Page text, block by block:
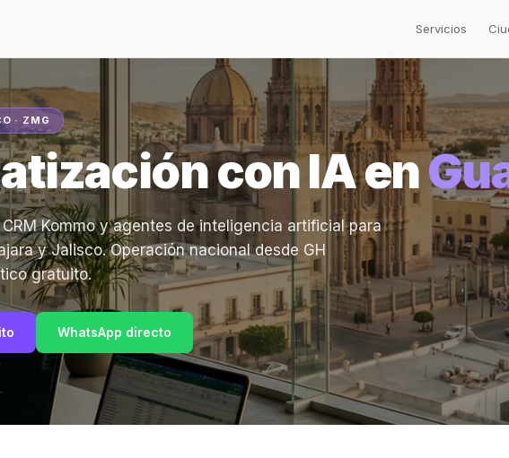
Servicios
· ZMG
con IA en
Kommo y agentes de inteligencia artificial para
y Jalisco. Operación nacional desde GH
gratuito.
WhatsApp directo